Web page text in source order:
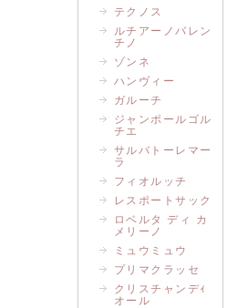
テクノス
ルチアーノバレン
チノ
ゾンネ
ハンヴィー
ガルーチ
ジャンポールゴル
チエ
サルバトーレマー
ラ
フィオルッチ
レスポートサック
ロベルタ ディ カ
メリーノ
ミュウミュウ
プリマクラッセ
クリスチャンデｨ
オール